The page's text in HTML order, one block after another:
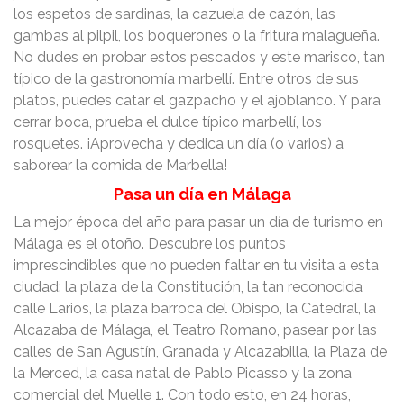
los espetos de sardinas, la cazuela de cazón, las
gambas al pilpil, los boquerones o la fritura malagueña.
No dudes en probar estos pescados y este marisco, tan
típico de la gastronomía marbellí. Entre otros de sus
platos, puedes catar el gazpacho y el ajoblanco. Y para
cerrar boca, prueba el dulce típico marbellí, los
rosquetes. ¡Aprovecha y dedica un día (o varios) a
saborear la comida de Marbella!
Pasa un día en Málaga
La mejor época del año para pasar un día de turismo en
Málaga es el otoño. Descubre los puntos
imprescindibles que no pueden faltar en tu visita a esta
ciudad: la plaza de la Constitución, la tan reconocida
calle Larios, la plaza barroca del Obispo, la Catedral, la
Alcazaba de Málaga, el Teatro Romano, pasear por las
calles de San Agustín, Granada y Alcazabilla, la Plaza de
la Merced, la casa natal de Pablo Picasso y la zona
comercial del Muelle 1. Con todo esto, en 24 horas,